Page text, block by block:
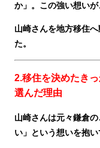
か」。この強い想いが
山崎さんを地方移住
た。
2.移住を決めたき
選んだ理由
山崎さんは元々鎌倉
い」という想いを抱い